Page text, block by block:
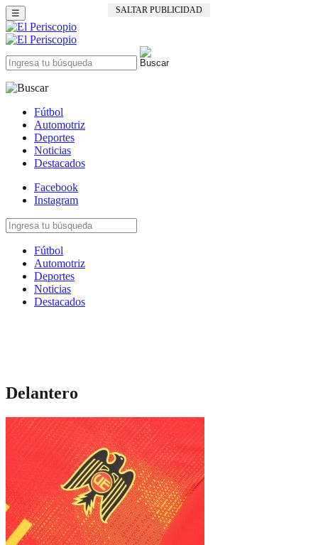
SALTAR PUBLICIDAD
☰
Fútbol
Automotriz
Deportes
Noticias
Destacados
Facebook
Instagram
Fútbol
Automotriz
Deportes
Noticias
Destacados
Delantero